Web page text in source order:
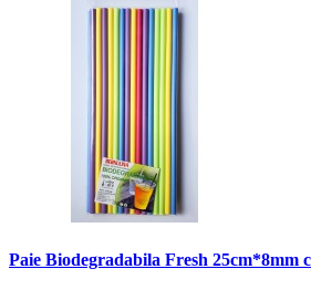
Paie Biodegradabila Fresh 25cm*8mm